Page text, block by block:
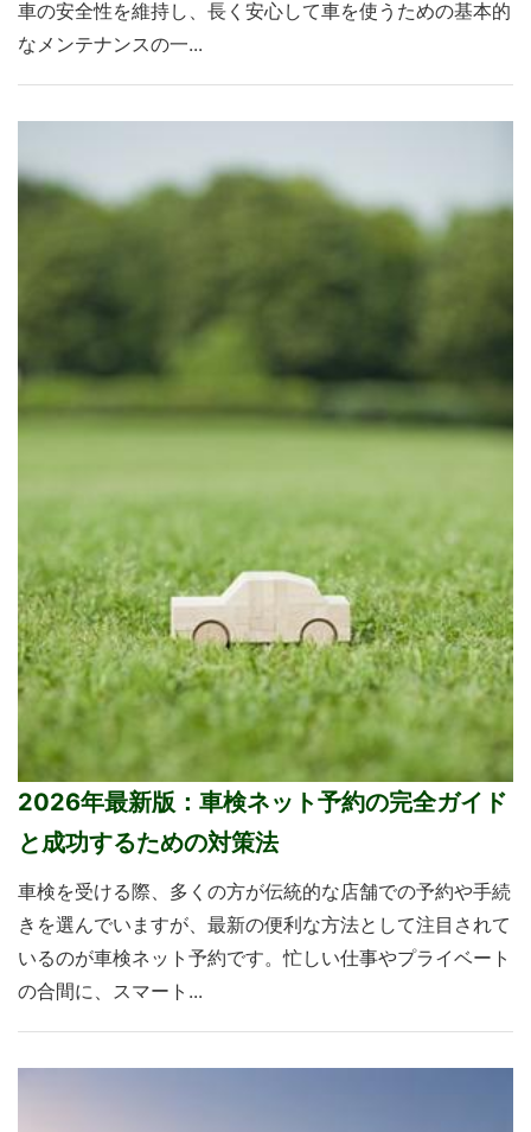
車の安全性を維持し、長く安心して車を使うための基本的
なメンテナンスの一...
2026年最新版：車検ネット予約の完全ガイド
と成功するための対策法
車検を受ける際、多くの方が伝統的な店舗での予約や手続
きを選んでいますが、最新の便利な方法として注目されて
いるのが車検ネット予約です。忙しい仕事やプライベート
の合間に、スマート...